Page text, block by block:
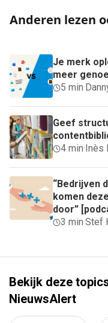
Anderen lezen
Je merk
meer
5 min·
Geef
4 min· Inès
“Bedrijven
komen
door”
3 min·Stef
Bekijk deze
NieuwsAlert